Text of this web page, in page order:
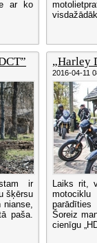
ar ko
ir
šķērsu
nianse,
paša.
„Harley
2016-04-11
Laiks rit,
Šoreiz
cienīgu